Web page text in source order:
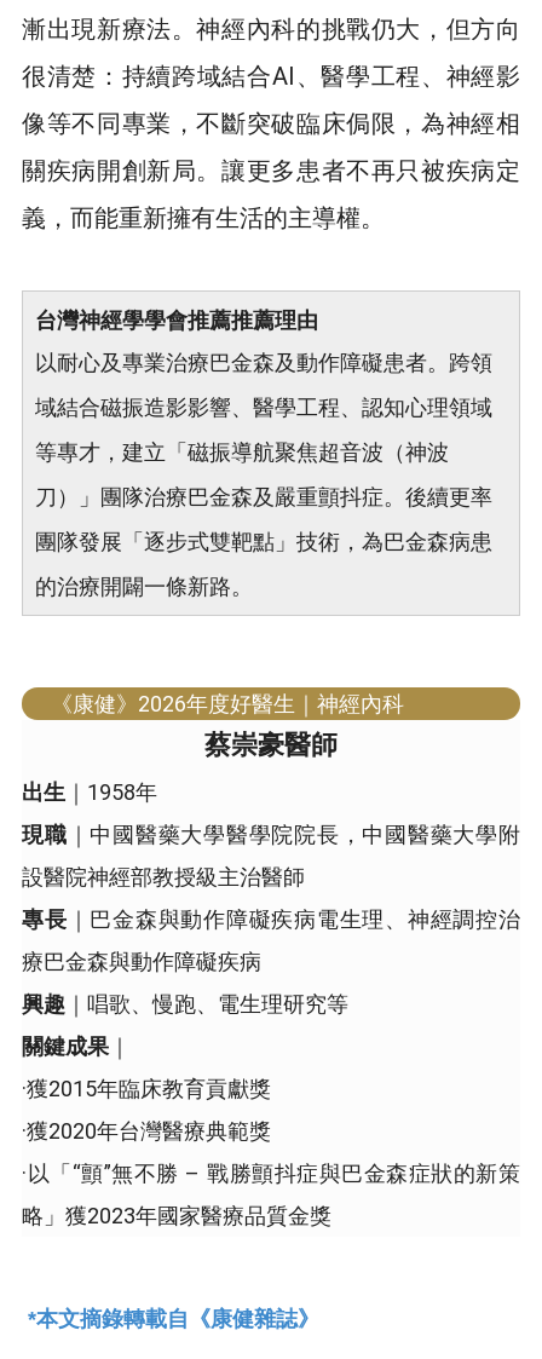
漸出現新療法。神經內科的挑戰仍大，但方向
很清楚：持續跨域結合AI、醫學工程、神經影
像等不同專業，不斷突破臨床侷限，為神經相
關疾病開創新局。讓更多患者不再只被疾病定
義，而能重新擁有生活的主導權。
台灣神經學學會推薦推薦理由
以耐心及專業治療巴金森及動作障礙患者。跨領
域結合磁振造影影響、醫學工程、認知心理領域
等專才，建立「磁振導航聚焦超音波（神波
刀）」團隊治療巴金森及嚴重顫抖症。後續更率
團隊發展「逐步式雙靶點」技術，為巴金森病患
的治療開闢一條新路。
《康健》2026年度好醫生｜神經內科
蔡崇豪醫師
出生 ｜1958年
現職 ｜中國醫藥大學醫學院院長，中國醫藥大學附
設醫院神經部教授級主治醫師
專長 ｜巴金森與動作障礙疾病電生理、神經調控治
療巴金森與動作障礙疾病
興趣 ｜唱歌、慢跑、電生理研究等
關鍵成果 ｜
·獲2015年臨床教育貢獻獎
·獲2020年台灣醫療典範獎
·以「“顫”無不勝 – 戰勝顫抖症與巴金森症狀的新策
略」獲2023年國家醫療品質金獎
*本文摘錄轉載自《康健雜誌》